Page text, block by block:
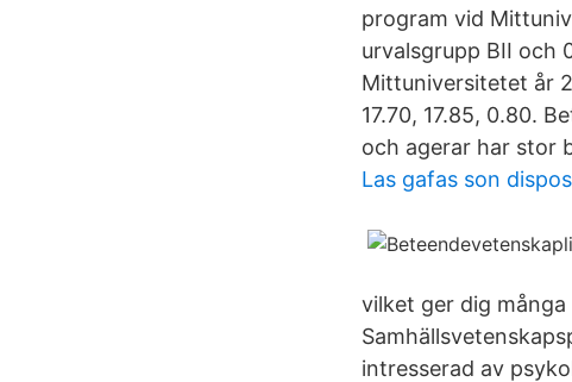
program vid
urvalsgrupp BII och
Mittuniversitetet år
17.70, 17.85, 0.80.
och agerar har stor
Las gafas son
vilket ger dig
intresserad av